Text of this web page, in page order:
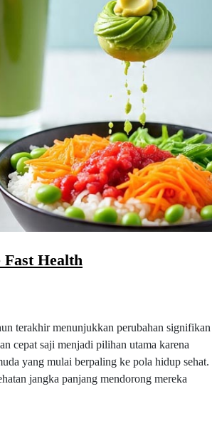
Health
terakhir menunjukkan perubahan signifikan
cepat saji menjadi pilihan utama karena
yang mulai berpaling ke pola hidup sehat.
jangka panjang mendorong mereka